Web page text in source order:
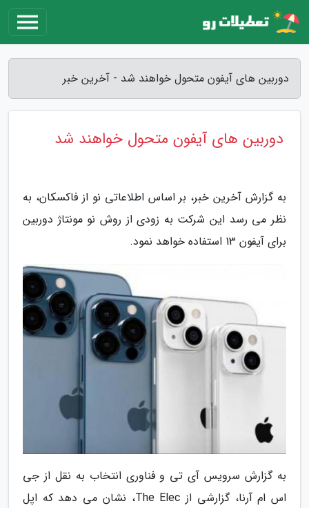
دوربین های آیفون متحول خواهند شد - آخرین خبر
دوربین های آیفون متحول خواهند شد
به گزارش آخرین خبر، بر اساس اطلاعاتی نو از فاکسکان، به
نظر می رسد این شرکت به زودی از روش نو مونتاژ دوربین
برای آیفون 13 استفاده خواهد نمود.
به گزارش سرویس آی تی و فناوری انتخاب به نقل از جی
اس ام آرنا، گزارشی از The Elec، نشان می دهد که اپل